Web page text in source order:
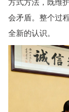
会矛盾。整个过
全新的认识。